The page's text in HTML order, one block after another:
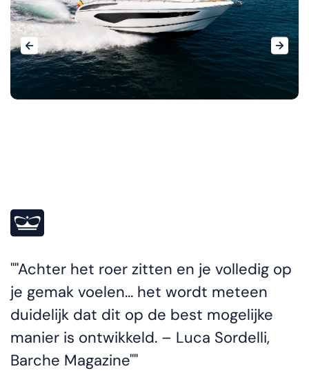
"Achter het roer zitten en je volledig op
je gemak voelen… het wordt meteen
duidelijk dat dit op de best mogelijke
manier is ontwikkeld. – Luca Sordelli,
Barche Magazine"